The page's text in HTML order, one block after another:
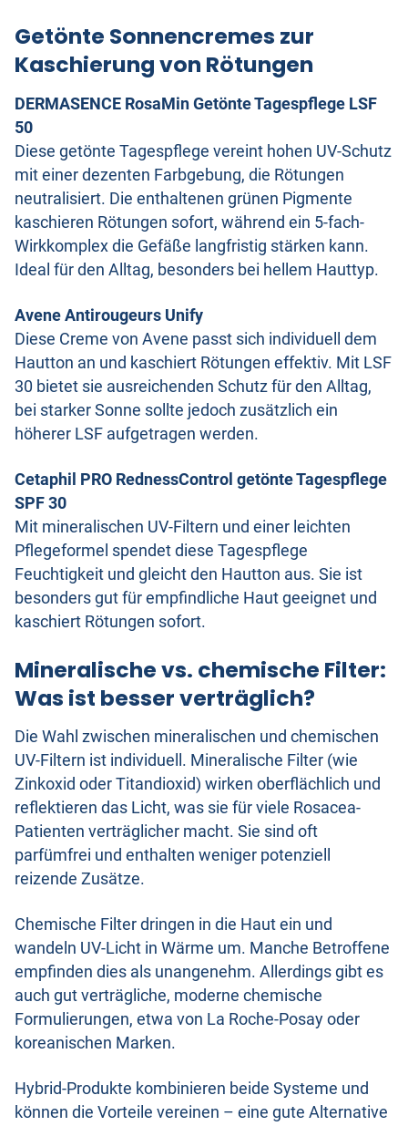
Getönte Sonnencremes zur
Kaschierung von Rötungen
DERMASENCE RosaMin Getönte Tagespflege LSF
50
Diese getönte Tagespflege vereint hohen UV-Schutz
mit einer dezenten Farbgebung, die Rötungen
neutralisiert. Die enthaltenen grünen Pigmente
kaschieren Rötungen sofort, während ein 5-fach-
Wirkkomplex die Gefäße langfristig stärken kann.
Ideal für den Alltag, besonders bei hellem Hauttyp.
Avene Antirougeurs Unify
Diese Creme von Avene passt sich individuell dem
Hautton an und kaschiert Rötungen effektiv. Mit LSF
30 bietet sie ausreichenden Schutz für den Alltag,
bei starker Sonne sollte jedoch zusätzlich ein
höherer LSF aufgetragen werden.
Cetaphil PRO RednessControl getönte Tagespflege
SPF 30
Mit mineralischen UV-Filtern und einer leichten
Pflegeformel spendet diese Tagespflege
Feuchtigkeit und gleicht den Hautton aus. Sie ist
besonders gut für empfindliche Haut geeignet und
kaschiert Rötungen sofort.
Mineralische vs. chemische Filter:
Was ist besser verträglich?
Die Wahl zwischen mineralischen und chemischen
UV-Filtern ist individuell. Mineralische Filter (wie
Zinkoxid oder Titandioxid) wirken oberflächlich und
reflektieren das Licht, was sie für viele Rosacea-
Patienten verträglicher macht. Sie sind oft
parfümfrei und enthalten weniger potenziell
reizende Zusätze.
Chemische Filter dringen in die Haut ein und
wandeln UV-Licht in Wärme um. Manche Betroffene
empfinden dies als unangenehm. Allerdings gibt es
auch gut verträgliche, moderne chemische
Formulierungen, etwa von La Roche-Posay oder
koreanischen Marken.
Hybrid-Produkte kombinieren beide Systeme und
können die Vorteile vereinen – eine gute Alternative